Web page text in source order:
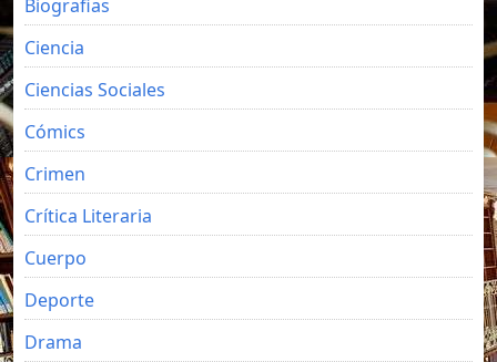
Biografias
Ciencia
Ciencias Sociales
Cómics
Crimen
Crítica Literaria
Cuerpo
Deporte
Drama